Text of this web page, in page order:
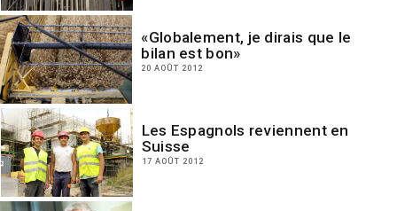
«Globalement, je dirais que le
bilan est bon»
20 AOÛT 2012
Les Espagnols reviennent en
Suisse
17 AOÛT 2012